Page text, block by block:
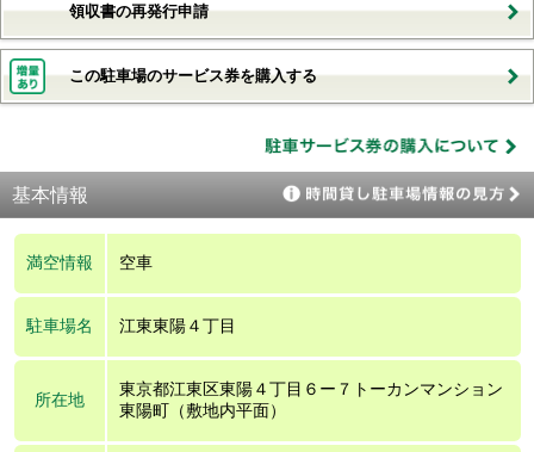
領収書の再発行申請
この駐車場のサービス券を購入する
基本情報
満空情報 空車
駐車場名 江東東陽４丁目
所在地
東京都江東区東陽４丁目６ー７トーカンマンション
東陽町（敷地内平面）